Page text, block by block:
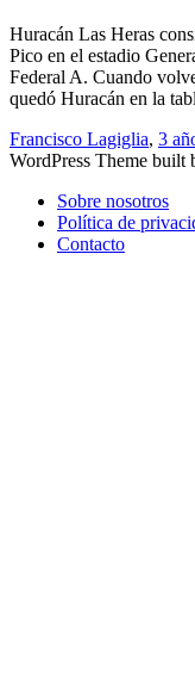
Huracán Las Heras
Pico en el estadio
Federal A. Cuando
quedó Huracán en la
Francisco Lagiglia, 3
WordPress Theme built
Sobre nosotros
Política de
Contacto